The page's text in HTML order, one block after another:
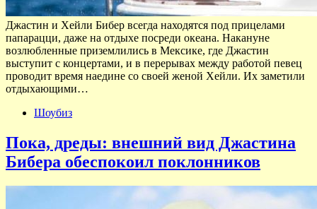
Джастин и Хейли Бибер всегда находятся под прицелами
папарацци, даже на отдыхе посреди океана. Накануне
возлюбленные приземлились в Мексике, где Джастин
выступит с концертами, и в перерывах между работой певец
проводит время наедине со своей женой Хейли. Их заметили
отдыхающими…
Шоубиз
Пока, дреды: внешний вид Джастина
Бибера обеспокоил поклонников